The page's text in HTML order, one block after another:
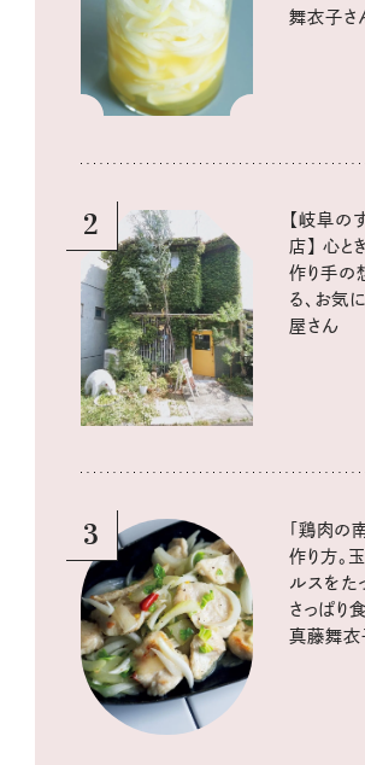
舞衣子さ
2
【岐阜の
店】 心と
作り手の
る、お気
屋さん
3
「鶏肉の
作り方。
ルスをた
さっぱり
真藤舞衣